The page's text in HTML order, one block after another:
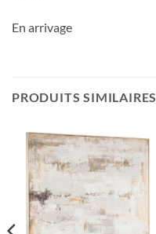
En arrivage
PRODUITS SIMILAIRES